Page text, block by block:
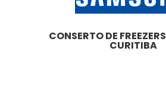
CONSERTO DE FREEZERS
CURITIBA